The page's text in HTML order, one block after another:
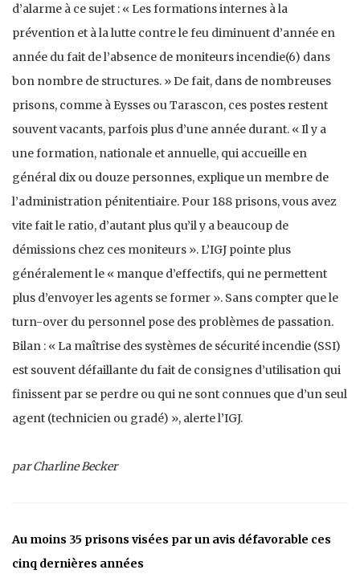
d’alarme à ce sujet : « Les formations internes à la
prévention et à la lutte contre le feu diminuent d’année en
année du fait de l’absence de moniteurs incendie(6) dans
bon nombre de structures. » De fait, dans de nombreuses
prisons, comme à Eysses ou Tarascon, ces postes restent
souvent vacants, parfois plus d’une année durant. « Il y a
une formation, nationale et annuelle, qui accueille en
général dix ou douze personnes, explique un membre de
l’administration pénitentiaire. Pour 188 prisons, vous avez
vite fait le ratio, d’autant plus qu’il y a beaucoup de
démissions chez ces moniteurs ». L’IGJ pointe plus
généralement le « manque d’effectifs, qui ne permettent
plus d’envoyer les agents se former ». Sans compter que le
turn-over du personnel pose des problèmes de passation.
Bilan : « La maîtrise des systèmes de sécurité incendie (SSI)
est souvent défaillante du fait de consignes d’utilisation qui
finissent par se perdre ou qui ne sont connues que d’un seul
agent (technicien ou gradé) », alerte l’IGJ.
par Charline Becker
Au moins 35 prisons visées par un avis défavorable ces
cinq dernières années